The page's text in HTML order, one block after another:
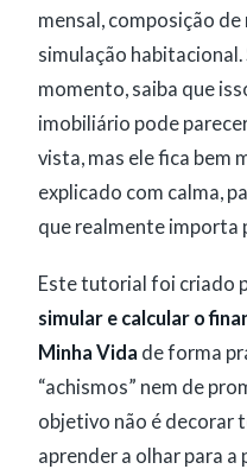
mensal, composição
simulação habitacional.
momento, saiba que
imobiliário pode
vista, mas ele fica bem
explicado com calma,
que realmente importa
Este tutorial foi criado
simular e calcular o
Minha Vida de forma
“achismos” nem de
objetivo não é decorar
aprender a olhar para a